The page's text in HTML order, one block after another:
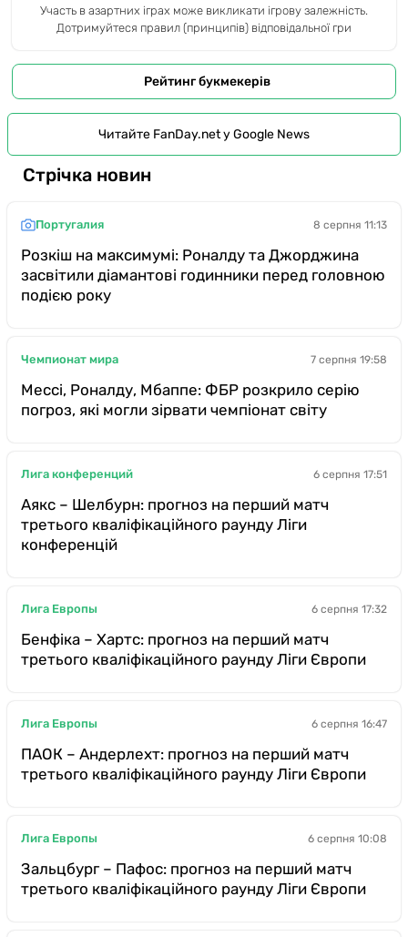
Участь в азартних іграх може викликати ігрову залежність.
Дотримуйтеся правил (принципів) відповідальної гри
Рейтинг букмекерів
Читайте FanDay.net у Google News
Стрічка новин
Португалия 8 серпня 11:13
Розкіш на максимумі: Роналду та Джорджина
засвітили діамантові годинники перед головною
подією року
Чемпионат мира 7 серпня 19:58
Мессі, Роналду, Мбаппе: ФБР розкрило серію
погроз, які могли зірвати чемпіонат світу
Лига конференций 6 серпня 17:51
Аякс – Шелбурн: прогноз на перший матч
третього кваліфікаційного раунду Ліги
конференцій
Лига Европы 6 серпня 17:32
Бенфіка – Хартс: прогноз на перший матч
третього кваліфікаційного раунду Ліги Європи
Лига Европы 6 серпня 16:47
ПАОК – Андерлехт: прогноз на перший матч
третього кваліфікаційного раунду Ліги Європи
Лига Европы 6 серпня 10:08
Зальцбург – Пафос: прогноз на перший матч
третього кваліфікаційного раунду Ліги Європи